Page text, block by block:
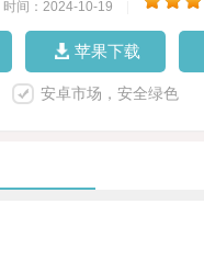
时间：2024-10-19
苹果下载
安卓市场，安全绿色